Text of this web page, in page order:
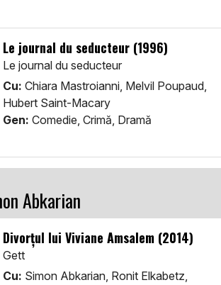
Le journal du seducteur (1996)
Le journal du seducteur
Cu: Chiara Mastroianni, Melvil Poupaud,
Hubert Saint-Macary
Gen: Comedie, Crimă, Dramă
Abkarian
Divorțul lui Viviane Amsalem (2014)
Gett
Cu: Simon Abkarian, Ronit Elkabetz,